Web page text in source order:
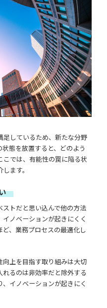
しているため、新たな分野
態を放置すると、どのよう
では、有能性の罠に陥る状
ます。
トだと思い込んで他の方法
ノベーションが起きにくく
、業務プロセスの最適化し
上を目指す取り組みは大切
るのは非効率だと除外する
イノベーションが起きにく